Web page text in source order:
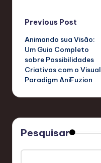
Post
navigation
Previous Post
Animando sua Visão:
Um Guia Completo
sobre Possibilidades
Criativas com o Visual
Paradigm AniFuzion
Pesquisar